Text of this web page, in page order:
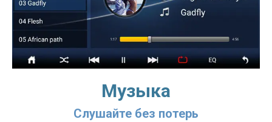
Музыка
Слушайте без потерь